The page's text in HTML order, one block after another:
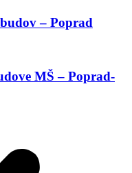
– Poprad
MŠ – Poprad-